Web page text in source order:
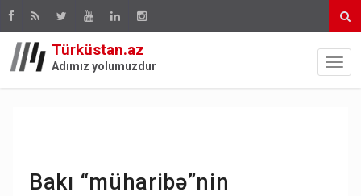
Türküstan.az
Adımız yolumuzdur
Bakı “müharibə”nin